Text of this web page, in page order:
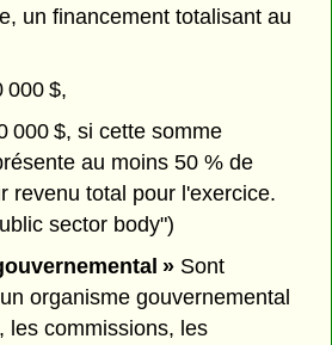
un financement totalisant au
000 $,
000 $, si cette somme
au moins 50 % de
revenu total pour l'exercice.
sector body")
»Sont
organisme gouvernemental
les commissions, les